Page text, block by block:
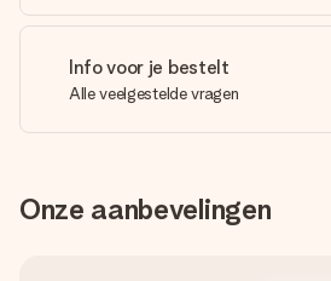
Info voor je bestelt
Alle veelgestelde vragen
Onze aanbevelingen